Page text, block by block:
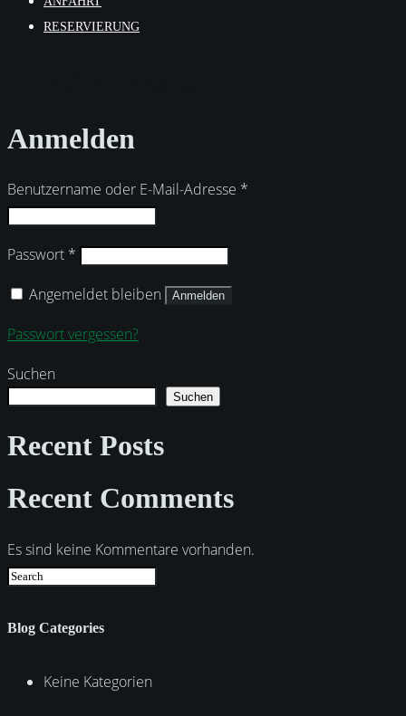
RESERVIERUNG
Anmelden
Benutzername oder E-Mail-Adresse *
Passwort * Erforderlich
Angemeldet bleiben Anmelden
Passwort vergessen?
Suchen
Suchen
Recent Posts
Recent Comments
Es sind keine Kommentare vorhanden.
Blog Categories
Keine Kategorien